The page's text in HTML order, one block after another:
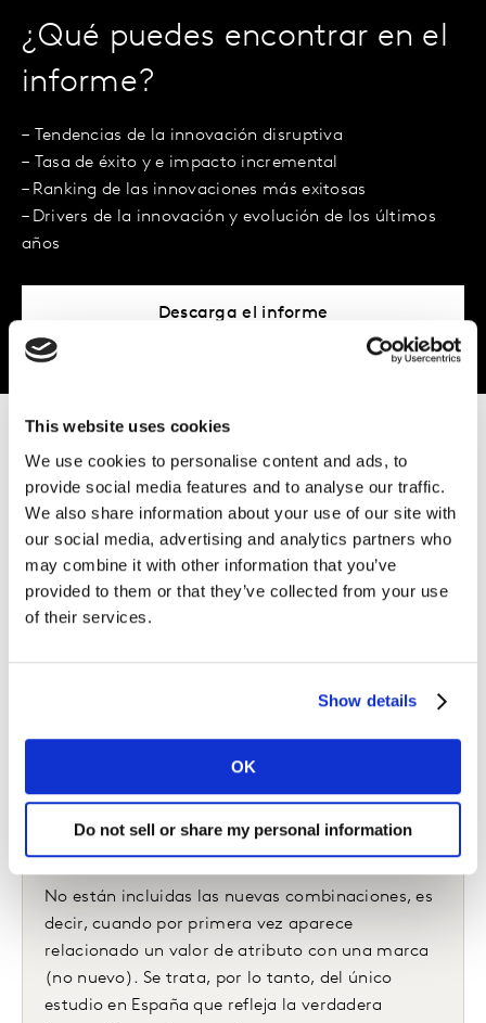
This website uses cookies
We use cookies to personalise content and ads, to
provide social media features and to analyse our traffic.
We also share information about your use of our site with
our social media, advertising and analytics partners who
may combine it with other information that you’ve
provided to them or that they’ve collected from your use
of their services.
Show details
OK
Do not sell or share my personal information
¿Qué puedes encontrar en el
informe?
– Tendencias de la innovación disruptiva
– Tasa de éxito y e impacto incremental
– Ranking de las innovaciones más exitosas
– Drivers de la innovación y evolución de los últimos
años
Descarga el informe
Más información
Para el estudio, la definición de innovación
incorporan un valor nuevo de atributo, excepto
incorpora el valor nuevo.
No están incluidas las nuevas combinaciones, es
decir, cuando por primera vez aparece
relacionado un valor de atributo con una marca
(no nuevo). Se trata, por lo tanto, del único
estudio en España que refleja la verdadera